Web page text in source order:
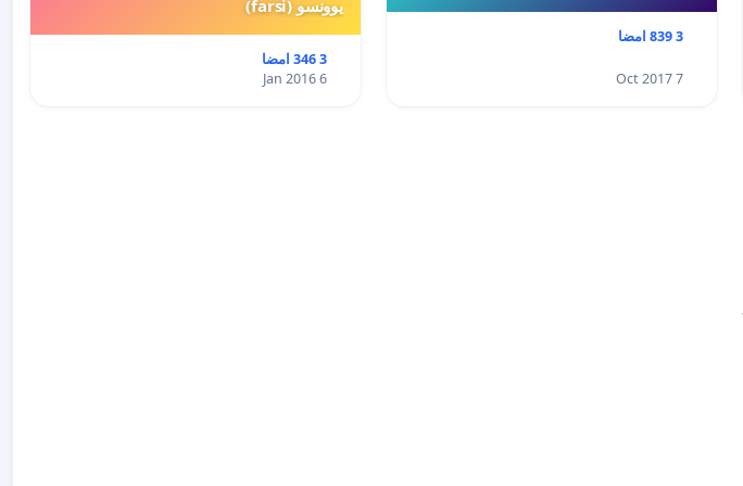
3 839 امضا
7 Oct 2017
یوونسو (farsi)
3 346 امضا
6 Jan 2016